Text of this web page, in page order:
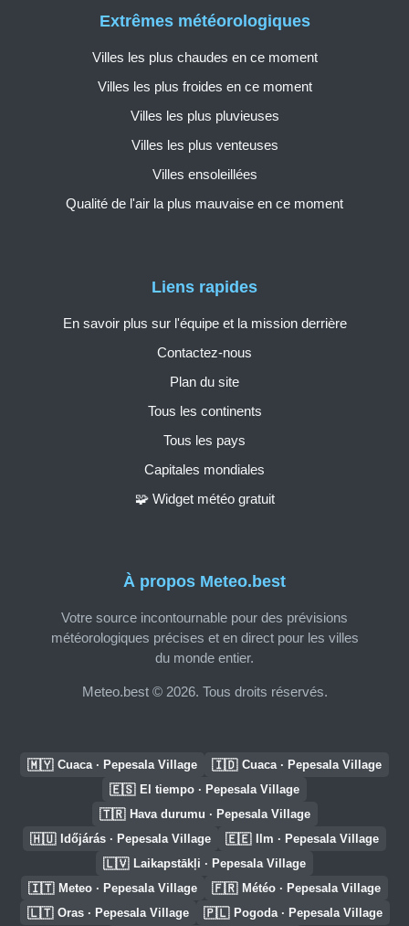
À propos Meteo.best
Votre source incontournable pour des prévisions
météorologiques précises et en direct pour les villes
du monde entier.
Meteo.best © 2026. Tous droits réservés.
Liens rapides
En savoir plus sur l'équipe et la mission derrière
Contactez-nous
Plan du site
Tous les continents
Tous les pays
Capitales mondiales
🧩 Widget météo gratuit
Extrêmes météorologiques
Villes les plus chaudes en ce moment
Villes les plus froides en ce moment
Villes les plus pluvieuses
Villes les plus venteuses
Villes ensoleillées
Qualité de l'air la plus mauvaise en ce moment
🇲🇾 Cuaca · Pepesala Village 🇮🇩 Cuaca · Pepesala Village
🇪🇸 El tiempo · Pepesala Village
🇹🇷 Hava durumu · Pepesala Village
🇭🇺 Időjárás · Pepesala Village 🇪🇪 Ilm · Pepesala Village
🇱🇻 Laikapstākļi · Pepesala Village
🇮🇹 Meteo · Pepesala Village 🇫🇷 Météo · Pepesala Village
🇱🇹 Oras · Pepesala Village 🇵🇱 Pogoda · Pepesala Village